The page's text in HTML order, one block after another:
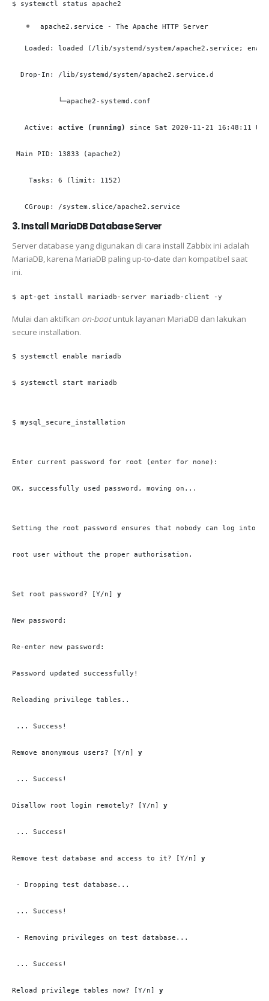
$ systemctl status apache2
apache2.service - The Apache HTTP Server
Loaded: loaded (/lib/systemd/system/apache2.service;
Drop-In: /lib/systemd/system/apache2.service.d
└─apache2-systemd.conf
Active: active (running) since Sat 2020-11-21 16:48:11
Main PID: 13833 (apache2)
Tasks: 6 (limit: 1152)
CGroup: /system.slice/apache2.service
3. Install MariaDB Database Server
Server database yang digunakan di cara install Zabbix ini adalah
MariaDB, karena MariaDB paling up-to-date dan kompatibel saat
ini.
$ apt-get install mariadb-server mariadb-client -y
Mulai dan aktifkan on-bootuntuk layanan MariaDB dan lakukan
secure installation.
$ systemctl enable mariadb
$ systemctl start mariadb
$ mysql_secure_installation
Enter current password for root (enter for none):
OK, successfully used password, moving on...
Setting the root password ensures that nobody can log into
root user without the proper authorisation.
Set root password? [Y/n] y
New password:
Re-enter new password:
Password updated successfully!
Reloading privilege tables..
... Success!
Remove anonymous users? [Y/n] y
... Success!
Disallow root login remotely? [Y/n] y
... Success!
Remove test database and access to it? [Y/n] y
- Dropping test database...
... Success!
- Removing privileges on test database...
... Success!
Reload privilege tables now? [Y/n] y